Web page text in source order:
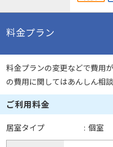
料金プラン
料金プランの変更などで費用
の費用に関してはあんしん相
ご利用料金
居室タイプ : 個室